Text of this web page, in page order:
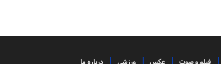
فیلم و صوت عکس ورزشی درباره ما